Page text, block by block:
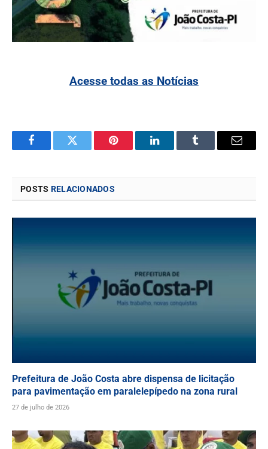
Acesse todas as Notícias
FacebookTwitter Pinterest LinkedInTumblr Email
POSTS RELACIONADOS
Prefeitura de João Costa abre dispensa de licitação
para pavimentação em paralelepípedo na zona rural
27 de julho de 2026